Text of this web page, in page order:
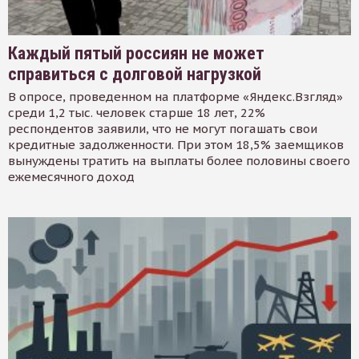
Каждый пятый россиян не может
справиться с долговой нагрузкой
В опросе, проведенном на платформе «Яндекс.Взгляд»
среди 1,2 тыс. человек старше 18 лет, 22%
респондентов заявили, что не могут погашать свои
кредитные задолженности. При этом 18,5% заемщиков
вынуждены тратить на выплаты более половины своего
ежемесячного доход